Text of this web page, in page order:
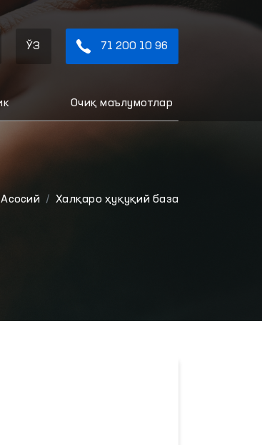
ЎЗ 71 200 10 96
Очиқ маълумотлар
Aсосий Халқаро ҳуқуқий база